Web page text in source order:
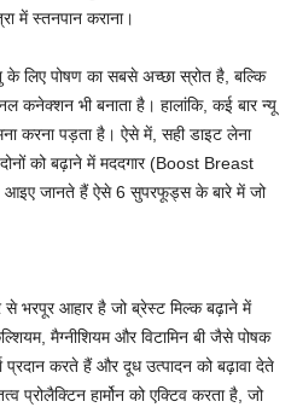
में स्तनपान कराना।
के लिए पोषण का सबसे अच्छा स्रोत है, बल्कि
कनेक्शन भी बनाता है। हालांकि, कई बार न्यू
करना पड़ता है। ऐसे में, सही डाइट लेना
को बढ़ाने में मददगार (Boost Breast
आइए जानते हैं ऐसे 6 सुपरफूड्स के बारे में जो
भरपूर आहार है जो ब्रेस्ट मिल्क बढ़ाने में
मैग्नीशियम और विटामिन बी जैसे पोषक
प्रदान करते हैं और दूध उत्पादन को बढ़ावा देते
हार्मोन को एक्टिव करता है, जो